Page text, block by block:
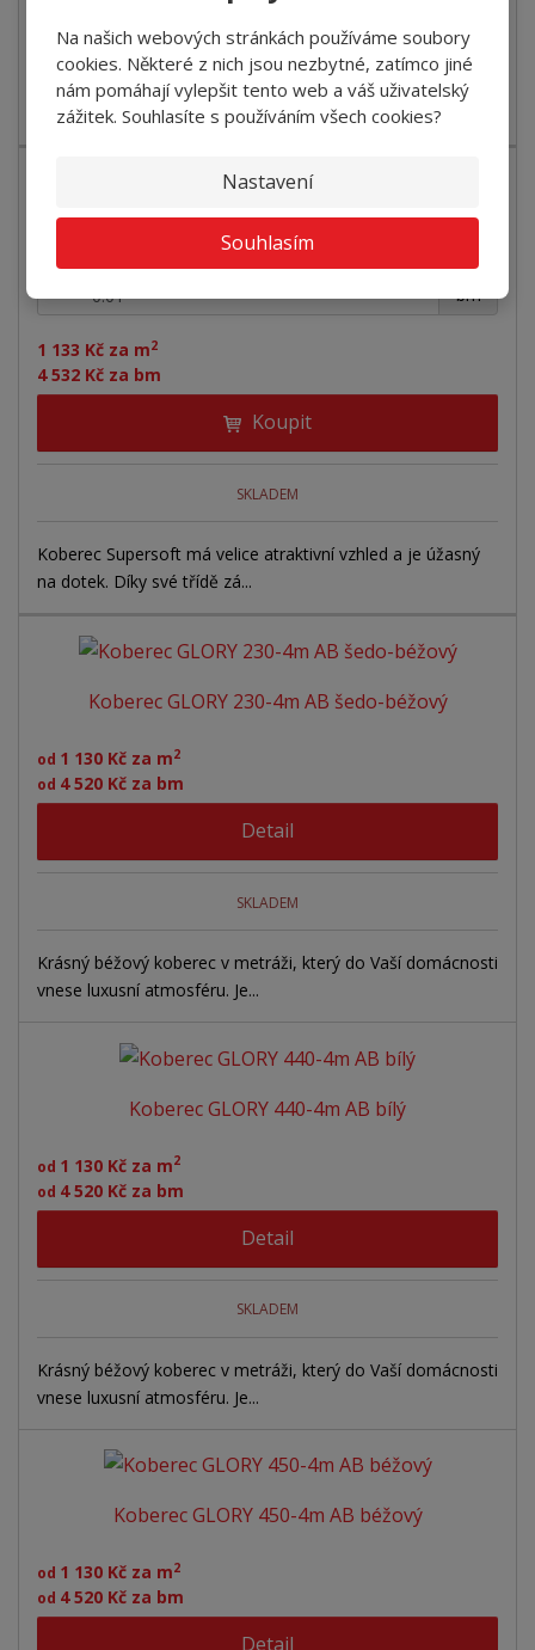
Na našich webových stránkách používáme soubory
cookies. Některé z nich jsou nezbytné, zatímco jiné
nám pomáhají vylepšit tento web a váš uživatelský
zážitek. Souhlasíte s používáním všech cookies?
Nastavení
Souhlasím
Koberec Supersoft má velice atraktivní vzhled a je úžasný
na dotek. Díky své třídě zá...
Koberec SUPERSOFT 850 tm.šedý
1 133 Kč za m2
4 532 Kč za bm
bm
+-
Koupit
SKLADEM
Koberec Supersoft má velice atraktivní vzhled a je úžasný
na dotek. Díky své třídě zá...
Koberec GLORY 230-4m AB šedo-béžový
od 1 130 Kč za m2
od 4 520 Kč za bm
Detail
SKLADEM
Krásný béžový koberec v metráži, který do Vaší domácnosti
vnese luxusní atmosféru. Je...
Koberec GLORY 440-4m AB bílý
od 1 130 Kč za m2
od 4 520 Kč za bm
Detail
SKLADEM
Krásný béžový koberec v metráži, který do Vaší domácnosti
vnese luxusní atmosféru. Je...
Koberec GLORY 450-4m AB béžový
od 1 130 Kč za m2
od 4 520 Kč za bm
Detail